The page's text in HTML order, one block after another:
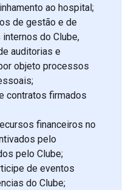
ao hospital;
de gestão e de
do Clube,
auditorias e
objeto processos
contratos firmados
financeiros no
pelo
pelo Clube;
de eventos
do Clube;